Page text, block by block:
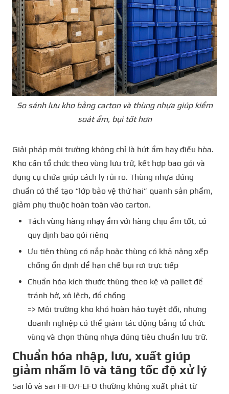
So sánh lưu kho bằng carton và thùng nhựa giúp kiểm
soát ẩm, bụi tốt hơn
Giải pháp môi trường không chỉ là hút ẩm hay điều hòa.
Kho cần tổ chức theo vùng lưu trữ, kết hợp bao gói và
dụng cụ chứa giúp cách ly rủi ro. Thùng nhựa đúng
chuẩn có thể tạo “lớp bảo vệ thứ hai” quanh sản phẩm,
giảm phụ thuộc hoàn toàn vào carton.
Tách vùng hàng nhạy ẩm với hàng chịu ẩm tốt, có
quy định bao gói riêng
Ưu tiên thùng có nắp hoặc thùng có khả năng xếp
chồng ổn định để hạn chế bụi rơi trực tiếp
Chuẩn hóa kích thước thùng theo kệ và pallet để
tránh hở, xô lệch, đổ chồng
=> Môi trường kho khó hoàn hảo tuyệt đối, nhưng
doanh nghiệp có thể giảm tác động bằng tổ chức
vùng và chọn thùng nhựa đúng tiêu chuẩn lưu trữ.
Chuẩn hóa nhập, lưu, xuất giúp
giảm nhầm lô và tăng tốc độ xử lý
Sai lô và sai FIFO/FEFO thường không xuất phát từ